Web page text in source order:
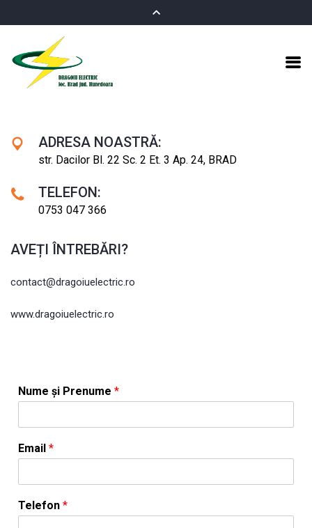
ADRESA NOASTRĂ:
str. Dacilor Bl. 22 Sc. 2 Et. 3 Ap. 24, BRAD
TELEFON:
0753 047 366
AVEȚI ÎNTREBĂRI?
contact@dragoiuelectric.ro
www.dragoiuelectric.ro
Nume și Prenume *
Email *
Telefon *